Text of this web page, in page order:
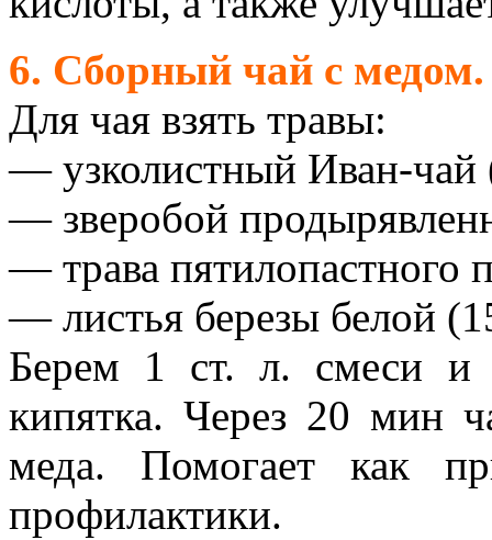
6. Сборный чай с медом.
Для чая взять травы:
— узколистный Иван-чай
— зверобой
— трава пятилопастного
— листья березы белой
Берем 1 ст. л. смеси и
кипятка. Через 20 мин
меда. Помогает как
профилактики.